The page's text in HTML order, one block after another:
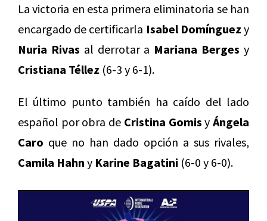
La victoria en esta primera eliminatoria se han
encargado de certificarla Isabel Domínguez y
Nuria Rivas al derrotar a Mariana Berges y
Cristiana Téllez (6-3 y 6-1).
El último punto también ha caído del lado
español por obra de Cristina Gomis yÁngela
Caro que no han dado opción a sus rivales,
Camila Hahn y Karine Bagatini (6-0 y 6-0).